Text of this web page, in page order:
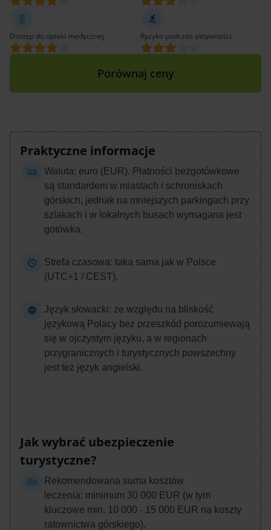
Dostęp do opieki medycznej Ryzyko podczas aktywności
Porównaj ceny
Praktyczne informacje
Waluta: euro (EUR). Płatności bezgotówkowe
są standardem w miastach i schroniskach
górskich, jednak na mniejszych parkingach przy
szlakach i w lokalnych busach wymagana jest
gotówka.
Strefa czasowa: taka sama jak w Polsce
(UTC+1 / CEST).
Język słowacki; ze względu na bliskość
językową Polacy bez przeszkód porozumiewają
się w ojczystym języku, a w regionach
przygranicznych i turystycznych powszechny
jest też język angielski.
Jak wybrać ubezpieczenie
turystyczne?
Rekomendowana suma kosztów
leczenia: minimum 30 000 EUR (w tym
kluczowe min. 10 000 - 15 000 EUR na koszty
ratownictwa górskiego).